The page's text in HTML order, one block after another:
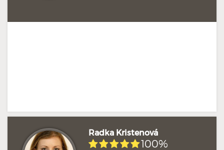
Radka Kristenová
100%